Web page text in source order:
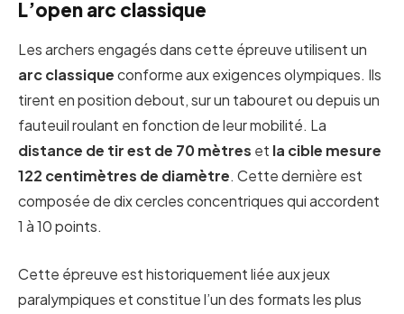
L’open arc classique
Les archers engagés dans cette épreuve utilisent un
arc classiqueconforme aux exigences olympiques. Ils
tirent en position debout, sur un tabouret ou depuis un
fauteuil roulant en fonction de leur mobilité. La
distance de tir est de 70 mètres et la cible mesure
122 centimètres de diamètre. Cette dernière est
composée de dix cercles concentriques qui accordent
1 à 10 points.
Cette épreuve est historiquement liée aux jeux
paralympiques et constitue l’un des formats les plus